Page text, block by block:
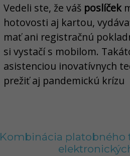
Vedeli ste, že váš poslíček
hotovosti aj kartou,
mať ani registračnú
si vystačí s mobilom.
asistenciou inovatívnych
prežiť aj pandemickú krízu
Kombinácia platobného